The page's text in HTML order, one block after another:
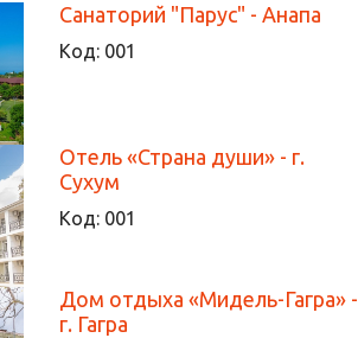
Санаторий "Парус" - Анапа
Код: 001
Отель «Страна души» - г.
Сухум
Код: 001
Дом отдыха «Мидель-Гагра» -
г. Гагра